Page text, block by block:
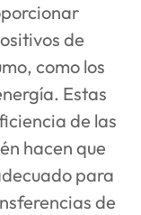
de
como los
Estas
de las
hacen que
para
de